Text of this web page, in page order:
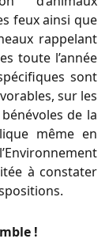
feux ainsi que
rappelant
toute l’année
sont
sur les
de la
même en
à constater
!